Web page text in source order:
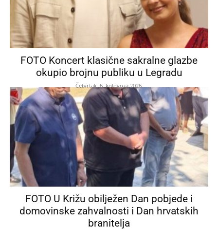
FOTO Koncert klasične sakralne glazbe
okupio brojnu publiku u Legradu
Četvrtak, 6. kolovoza 2026.
FOTO U Križu obilježen Dan pobjede i
domovinske zahvalnosti i Dan hrvatskih
branitelja